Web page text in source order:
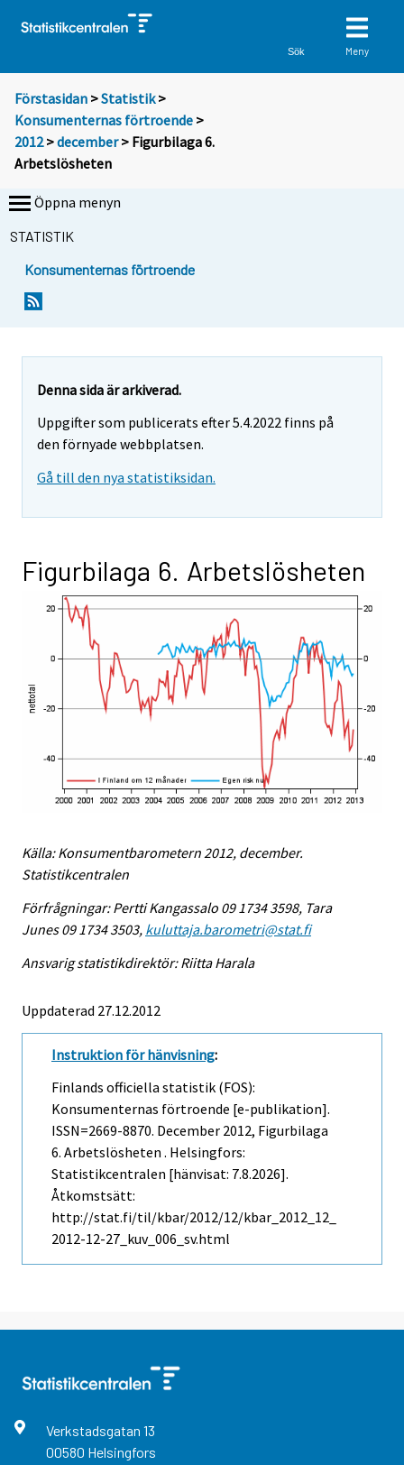
Sök Meny
Förstasidan >Statistik >
Konsumenternas förtroende >
2012>december> Figurbilaga 6.
Arbetslösheten
Öppna menyn
STATISTIK
Konsumenternas förtroende
Denna sida är arkiverad.
Uppgifter som publicerats efter 5.4.2022 finns på
den förnyade webbplatsen.
Gå till den nya statistiksidan.
Figurbilaga 6. Arbetslösheten
Källa: Konsumentbarometern 2012, december.
Statistikcentralen
Förfrågningar: Pertti Kangassalo 09 1734 3598, Tara
Junes 09 1734 3503, kuluttaja.barometri@stat.fi
Ansvarig statistikdirektör: Riitta Harala
Uppdaterad 27.12.2012
Instruktion för hänvisning:
Finlands officiella statistik (FOS):
Konsumenternas förtroende [e-publikation].
ISSN=2669-8870. December 2012, Figurbilaga
6. Arbetslösheten . Helsingfors:
Statistikcentralen [hänvisat: 7.8.2026].
Åtkomstsätt:
http://stat.fi/til/kbar/2012/12/kbar_2012_12_
2012-12-27_kuv_006_sv.html
Verkstadsgatan 13
00580 Helsingfors